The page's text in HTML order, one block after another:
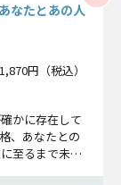
なたとあの人
円（税込）
かに存在して
、あなたとの
至るまで未来